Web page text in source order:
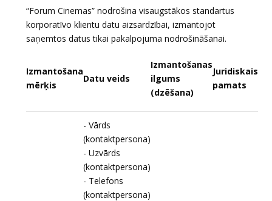
“Forum Cinemas” nodrošina visaugstākos standartus
korporatīvo klientu datu aizsardzībai, izmantojot
saņemtos datus tikai pakalpojuma nodrošināšanai.
Izmantošana
mērķis
Datu veids
Izmantošanas
ilgums
(dzēšana)
Juridiskais
pamats
- Vārds
(kontaktpersona)
- Uzvārds
(kontaktpersona)
- Telefons
(kontaktpersona)